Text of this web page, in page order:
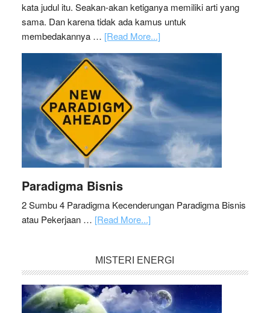
kata judul itu. Seakan-akan ketiganya memiliki arti yang
sama. Dan karena tidak ada kamus untuk
membedakannya … [Read More...]
Paradigma Bisnis
2 Sumbu 4 Paradigma Kecenderungan Paradigma Bisnis
atau Pekerjaan … [Read More...]
MISTERI ENERGI